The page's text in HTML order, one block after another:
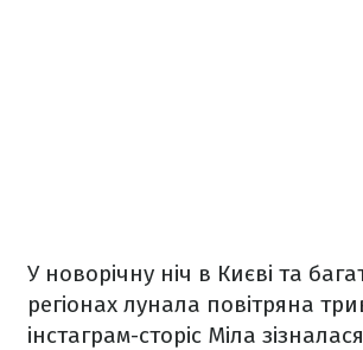
У новорічну ніч в Києві та
регіонах лунала повітряна
інстаграм-сторіс Міла